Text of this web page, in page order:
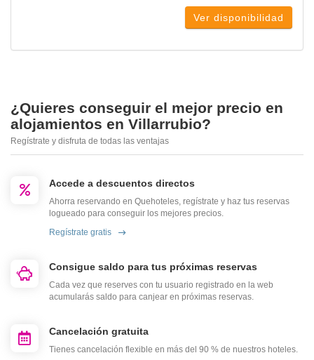
Ver disponibilidad
¿Quieres conseguir el mejor precio en
alojamientos en Villarrubio?
Regístrate y disfruta de todas las ventajas
Accede a descuentos directos
Ahorra reservando en Quehoteles, regístrate y haz tus reservas
logueado para conseguir los mejores precios.
Regístrate gratis
Consigue saldo para tus próximas reservas
Cada vez que reserves con tu usuario registrado en la web
acumularás saldo para canjear en próximas reservas.
Cancelación gratuita
Tienes cancelación flexible en más del 90 % de nuestros hoteles.